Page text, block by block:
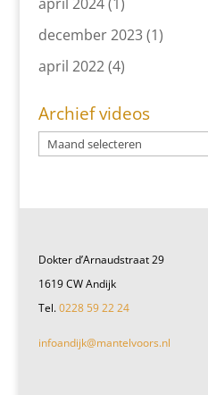
december 2023(1)
april 2022(4)
Archief videos
Dokter d’Arnaudstraat 29
1619 CW Andijk
Tel.0228 59 22 24
infoandijk@mantelvoors.nl